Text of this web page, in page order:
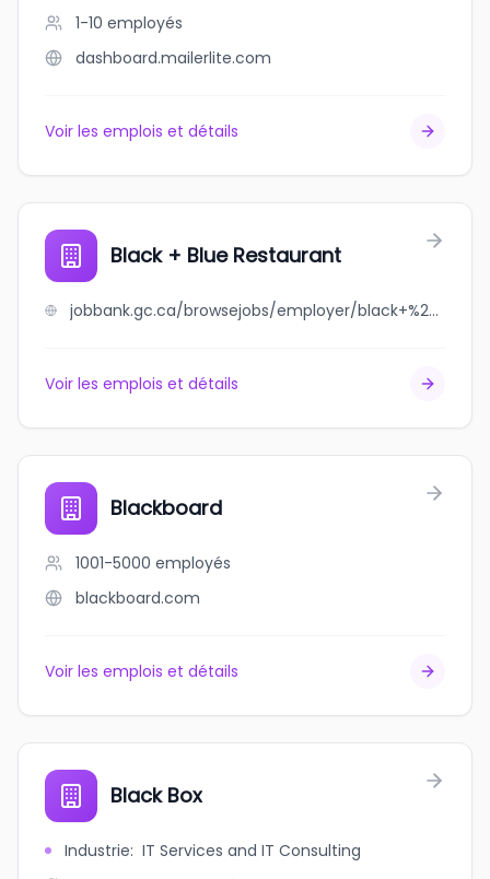
1-10 employés
dashboard.mailerlite.com
Voir les emplois et détails
Black + Blue Restaurant
jobbank.gc.ca/browsejobs/employer/black+%2B+blue+restaurant/ca
Voir les emplois et détails
Blackboard
1001-5000 employés
blackboard.com
Voir les emplois et détails
Black Box
Industrie: IT Services and IT Consulting